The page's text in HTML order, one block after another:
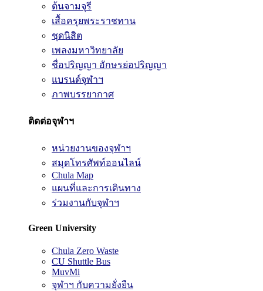
ต้นจามจุรี
เสื้อครุยพระราชทาน
ชุดนิสิต
เพลงมหาวิทยาลัย
ชื่อปริญญา อักษรย่อปริญญา
แบรนด์จุฬาฯ
ภาพบรรยากาศ
ติดต่อจุฬาฯ
หน่วยงานของจุฬาฯ
สมุดโทรศัพท์ออนไลน์
Chula Map
แผนที่และการเดินทาง
ร่วมงานกับจุฬาฯ
Green University
Chula Zero Waste
CU Shuttle Bus
MuvMi
จุฬาฯ กับความยั่งยืน